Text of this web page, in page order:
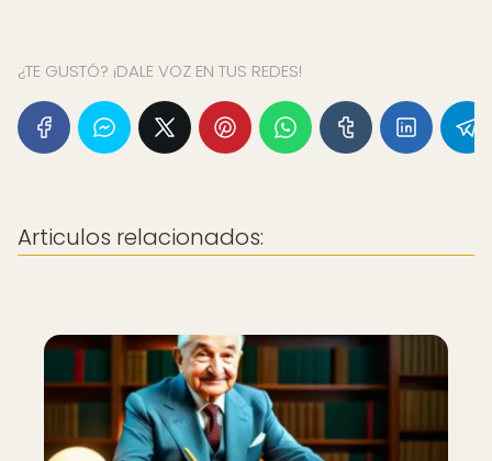
¿TE GUSTÓ? ¡DALE VOZ EN TUS REDES!
Articulos relacionados: